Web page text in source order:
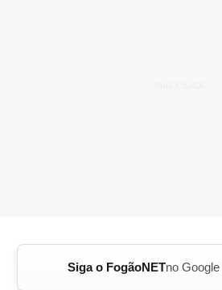
Siga o FogãoNETno